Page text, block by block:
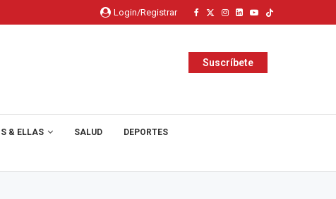
Login/Registrar
Suscríbete
& ELLAS SALUD DEPORTES